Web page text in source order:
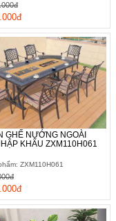
GHẾ NƯỚNG NGOÀI
KHẨU ZXM110H061
ZXM110H061